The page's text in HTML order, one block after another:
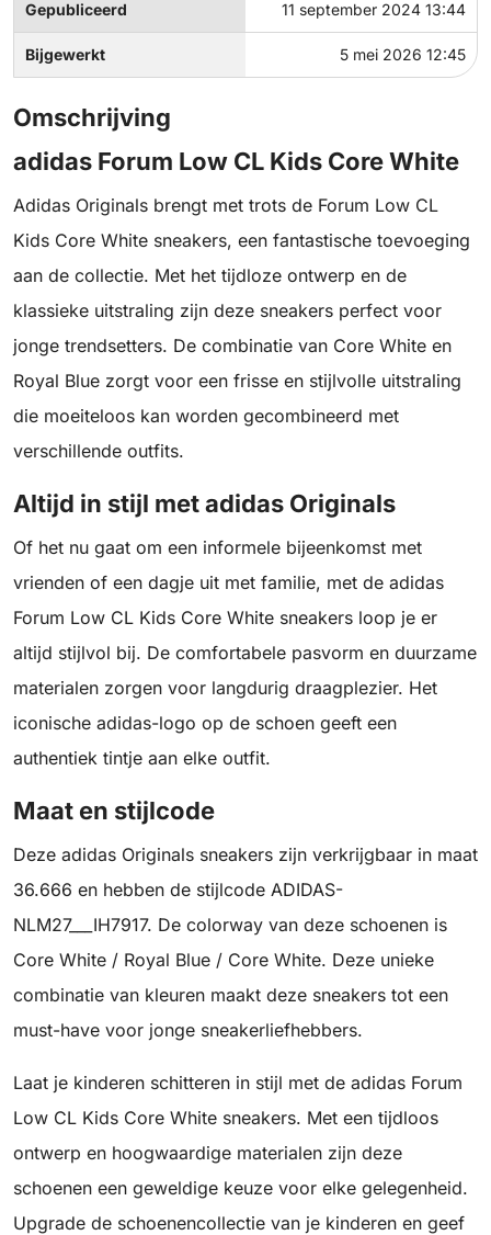
Gepubliceerd 11 september 2024 13:44
Bijgewerkt 5 mei 2026 12:45
Omschrijving
adidas Forum Low CL Kids Core White
Adidas Originals brengt met trots de Forum Low CL
Kids Core White sneakers, een fantastische toevoeging
aan de collectie. Met het tijdloze ontwerp en de
klassieke uitstraling zijn deze sneakers perfect voor
jonge trendsetters. De combinatie van Core White en
Royal Blue zorgt voor een frisse en stijlvolle uitstraling
die moeiteloos kan worden gecombineerd met
verschillende outfits.
Altijd in stijl met adidas Originals
Of het nu gaat om een informele bijeenkomst met
vrienden of een dagje uit met familie, met de adidas
Forum Low CL Kids Core White sneakers loop je er
altijd stijlvol bij. De comfortabele pasvorm en duurzame
materialen zorgen voor langdurig draagplezier. Het
iconische adidas-logo op de schoen geeft een
authentiek tintje aan elke outfit.
Maat en stijlcode
Deze adidas Originals sneakers zijn verkrijgbaar in maat
36.666 en hebben de stijlcode ADIDAS-
NLM27___IH7917. De colorway van deze schoenen is
Core White / Royal Blue / Core White. Deze unieke
combinatie van kleuren maakt deze sneakers tot een
must-have voor jonge sneakerliefhebbers.
Laat je kinderen schitteren in stijl met de adidas Forum
Low CL Kids Core White sneakers. Met een tijdloos
ontwerp en hoogwaardige materialen zijn deze
schoenen een geweldige keuze voor elke gelegenheid.
Upgrade de schoenencollectie van je kinderen en geef